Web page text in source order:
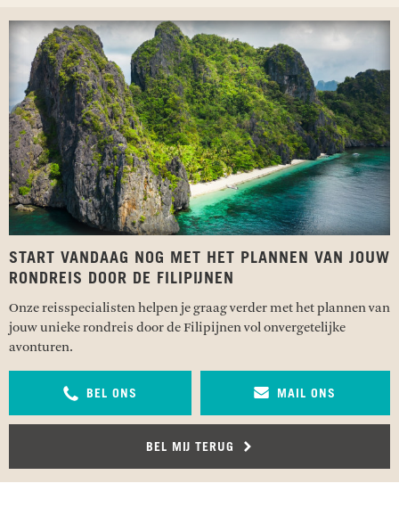
START VANDAAG NOG MET HET PLANNEN VAN JOUW
RONDREIS DOOR DE FILIPIJNEN
Onze reisspecialisten helpen je graag verder met het plannen van
jouw unieke rondreis door de Filipijnen vol onvergetelijke
avonturen.
BEL ONS MAIL ONS
BEL MIJ TERUG